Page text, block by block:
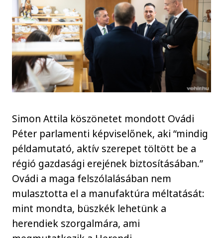
Simon Attila köszönetet mondott Ovádi
Péter parlamenti képviselőnek, aki “mindig
példamutató, aktív szerepet töltött be a
régió gazdasági erejének biztosításában.”
Ovádi a maga felszólalásában nem
mulasztotta el a manufaktúra méltatását:
mint mondta, büszkék lehetünk a
herendiek szorgalmára, ami